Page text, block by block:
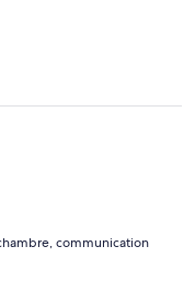
communication